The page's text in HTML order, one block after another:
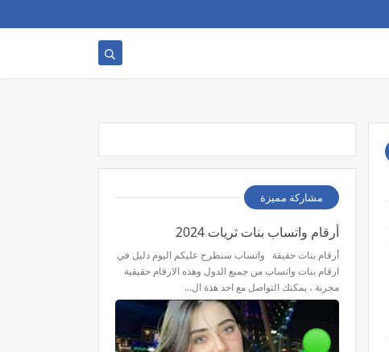
مشاركة مميزة
أرقام واتساب بنات ثريات 2024
أرقام بنات حقيقة واتساب سنطرح عليكم اليوم دليل في
ارقام بنات واتساب من جميع الدول وهذه الارقام حقيقية
مجربة ، يمكنك التواصل مع احد هذة ال…